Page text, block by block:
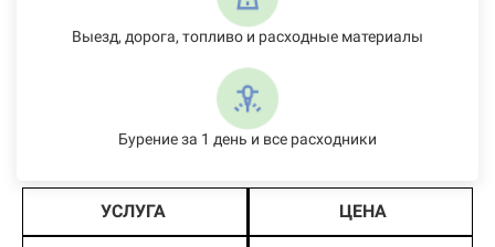
Выезд, дорога, топливо и расходные материалы
Бурение за 1 день и все расходники
УСЛУГА ЦЕНА